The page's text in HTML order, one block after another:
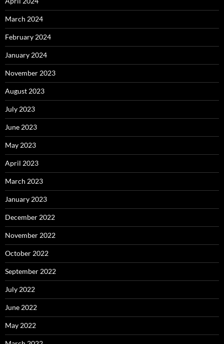
March 2024
February 2024
January 2024
November 2023
August 2023
July 2023
June 2023
May 2023
April 2023
March 2023
January 2023
December 2022
November 2022
October 2022
September 2022
July 2022
June 2022
May 2022